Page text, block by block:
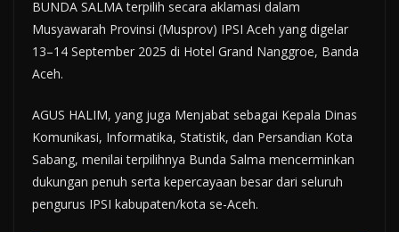
BUNDA SALMA terpilih secara aklamasi dalam
Musyawarah Provinsi (Musprov) IPSI Aceh yang digelar
13–14 September 2025 di Hotel Grand Nanggroe, Banda
Aceh.
AGUS HALIM, yang juga Menjabat sebagai Kepala Dinas
Komunikasi, Informatika, Statistik, dan Persandian Kota
Sabang, menilai terpilihnya Bunda Salma mencerminkan
dukungan penuh serta kepercayaan besar dari seluruh
pengurus IPSI kabupaten/kota se-Aceh.